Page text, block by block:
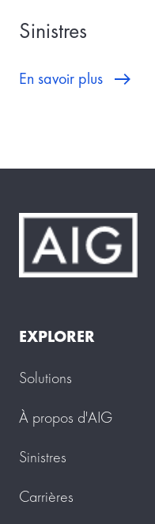
Sinistres
En savoir plus
EXPLORER
Solutions
À propos d'AIG
Sinistres
Carrières